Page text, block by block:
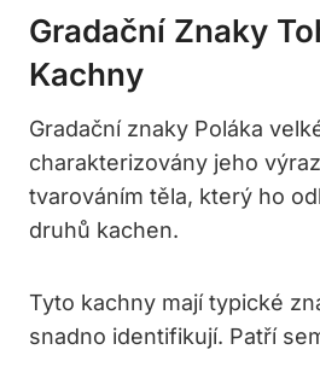
Gradační Znaky
Kachny
Gradační znaky​ Poláka
charakterizovány jeho
tvarováním těla, který‌ ho
druhů kachen.
Tyto kachny mají typické
snadno identifikují. Patří